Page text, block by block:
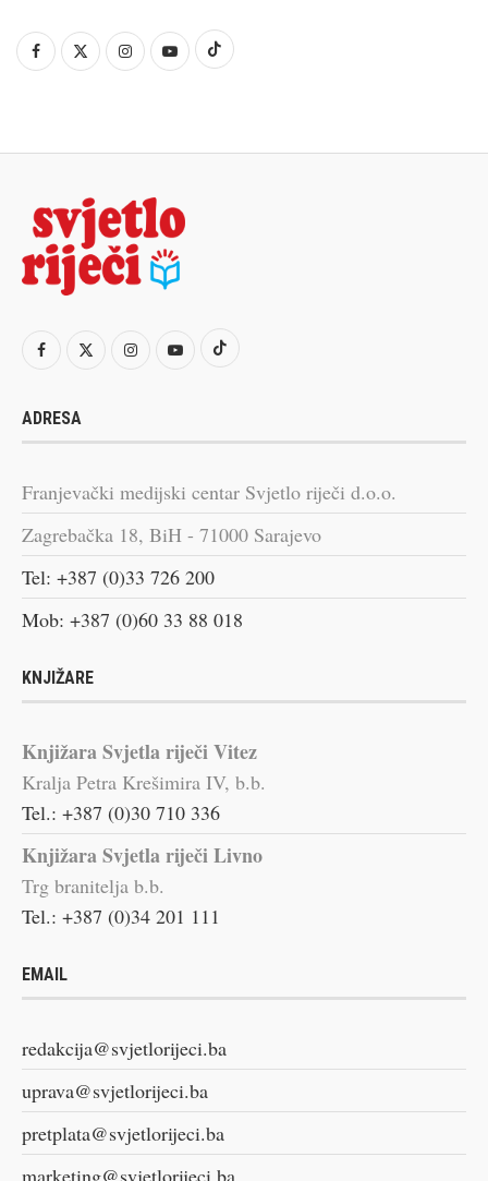
ADRESA
Franjevački medijski centar Svjetlo riječi d.o.o.
Zagrebačka 18, BiH - 71000 Sarajevo
Tel: +387 (0)33 726 200
Mob: +387 (0)60 33 88 018
KNJIŽARE
Knjižara Svjetla riječi Vitez
Kralja Petra Krešimira IV, b.b.
Tel.: +387 (0)30 710 336
Knjižara Svjetla riječi Livno
Trg branitelja b.b.
Tel.: +387 (0)34 201 111
EMAIL
redakcija@svjetlorijeci.ba
uprava@svjetlorijeci.ba
pretplata@svjetlorijeci.ba